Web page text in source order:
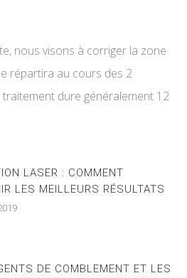
nous visons à corriger la zone
répartira au cours des 2
traitement dure généralement 12
LASER : COMMENT
LES MEILLEURS RÉSULTATS
DE COMBLEMENT ET LES